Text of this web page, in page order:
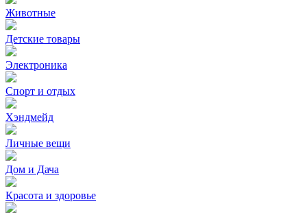
Животные
Детские товары
Электроника
Спорт и отдых
Хэндмейд
Личные вещи
Дом и Дача
Красота и здоровье